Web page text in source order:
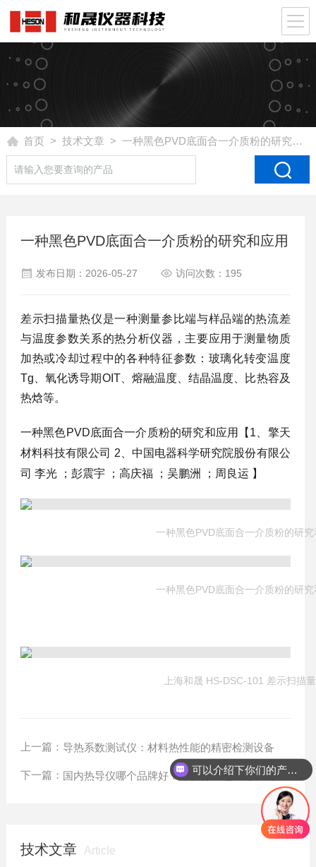
首页 > 技术文章 > 一种黑色PVD底面合一介质粉的研究和应用
一种黑色PVD底面合一介质粉的研究和应用
发布日期：2026-05-27 访问次数：195
差示扫描量热仪是一种测量参比端与样品端的热流差
与温度参数关系的热分析仪器，主要应用于测量物质
加热或冷却过程中的各种特征参数：玻璃化转变温度
Tg、氧化诱导期OIT、熔融温度、结晶温度、比热容及
热焓等。
一种黑色PVD底面合一介质粉的研究和应用【 1、擎天
材料科技有限公司 2、中国电器科学研究院股份有限公
司 李光 ；彭震宇 ；高庆福 ；吴鹏洲 ；周良运 】
一种黑色PVD底面合一介质粉的研
一种黑色PVD底面合一介质粉的研
上海和晟 HS-DSC-101 差示扫描
上一篇： 导热系数测试仪：材料热性能的精密检测设备
下一篇： 国内热导仪哪个品牌好？深耕行业选上海和晟
技术文章 Article
可以介绍下你们的产品么？